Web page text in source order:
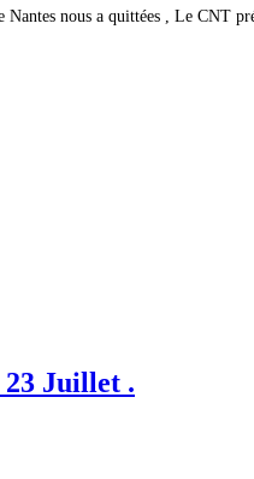
nous a quittées , Le CNT
Juillet .